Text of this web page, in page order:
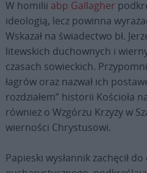
W homilii abp Gallagher
ideologią, lecz powinna
Wskazał na świadectwo bł.
litewskich duchownych i
czasach sowieckich.
łagrów oraz nazwał ich
rozdziałem” historii Kościoła
również o Wzgórzu Krzyży w
wierności Chrystusowi.
Papieski wysłannik zachęcił